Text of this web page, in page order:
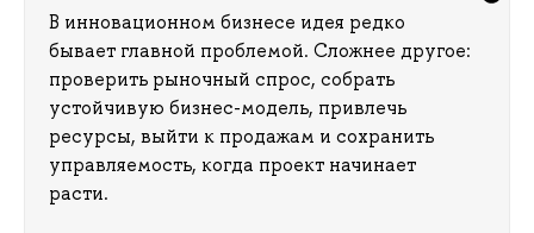
инновационном бизнесе идея редко
ывает главной проблемой. Сложнее другое:
проверить рыночный спрос, собрать
устойчивую бизнес-модель, привлечь
ресурсы, выйти к продажам и сохранить
управляемость, когда проект начинает
расти.